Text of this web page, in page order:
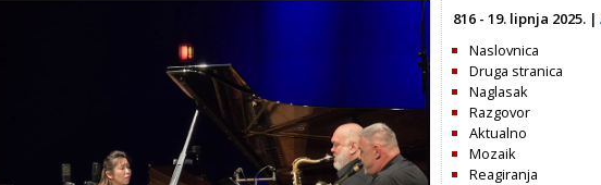
816 - 19. lipnja 2025. |
Naslovnica
Druga stranica
Naglasak
Razgovor
Aktualno
Mozaik
Reagiranja